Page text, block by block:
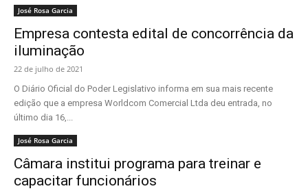
José Rosa Garcia
Empresa contesta edital de concorrência da
iluminação
22 de julho de 2021
O Diário Oficial do Poder Legislativo informa em sua mais recente
edição que a empresa Worldcom Comercial Ltda deu entrada, no
último dia 16,...
José Rosa Garcia
Câmara institui programa para treinar e
capacitar funcionários